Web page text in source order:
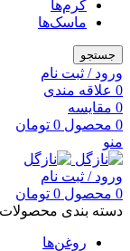
کرم‌ها
ماسک‌ها
جستجو
ورود / ثبت نام
0 علاقه مندی
0 مقایسه
0 محصول 0 تومان
منو
ورود / ثبت نام
0 محصول 0 تومان
دسته بندی محصولات
روغن‌ها